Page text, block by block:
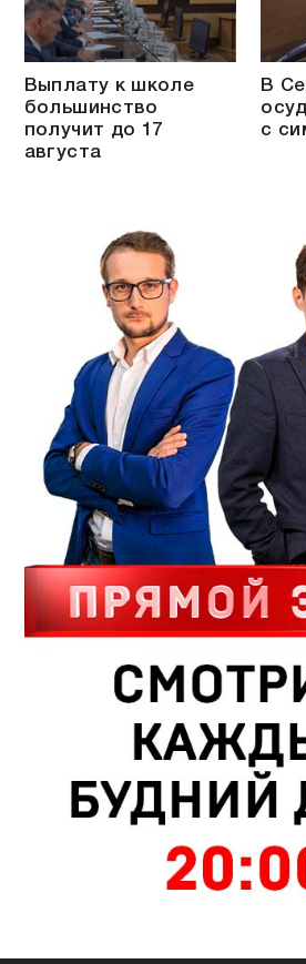
Выплату к школе
большинство
получит до 17
августа
В
с